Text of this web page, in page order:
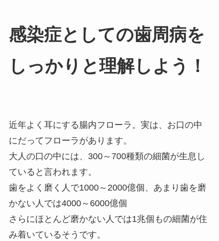
感染症としての歯周病を
しっかりと理解しよう！
近年よく耳にする腸内フローラ。実は、お口の中
にだってフローラがあります。
大人の口の中には、300～700種類の細菌が生息し
ていると言われます。
歯をよく磨く人で1000～2000億個、あまり歯を磨
かない人では4000～6000億個
さらにほとんど磨かない人では1兆個もの細菌が住
み着いているそうです。